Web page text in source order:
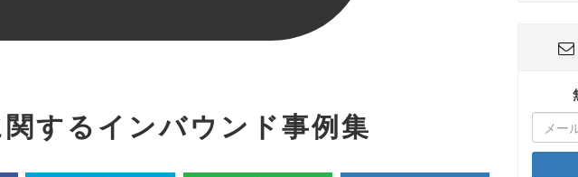
するインバウンド事例集